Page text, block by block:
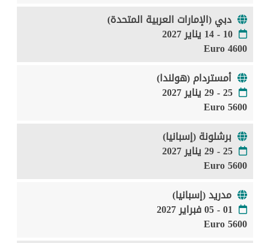
دبي (الإمارات العربية المتحدة)
10 - 14 يناير 2027
4600 Euro
أمستردام (هولندا)
25 - 29 يناير 2027
5600 Euro
برشلونة (إسبانيا)
25 - 29 يناير 2027
5600 Euro
مدريد (إسبانيا)
01 - 05 فبراير 2027
5600 Euro